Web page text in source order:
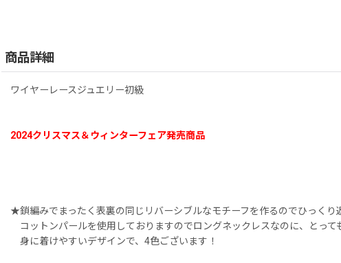
商品詳細
ワイヤーレースジュエリー初級
2024クリスマス＆ウィンターフェア発売商品
★鎖編みでまったく表裏の同じリバーシブルなモチーフを作るのでひっくり
コットンパールを使用しておりますのでロングネックレスなのに、とって
身に着けやすいデザインで、4色ございます！